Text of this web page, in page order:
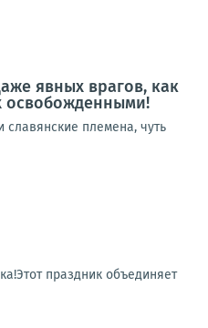
явных врагов, как
освобожденными!
славянские племена, чуть
праздник объединяет